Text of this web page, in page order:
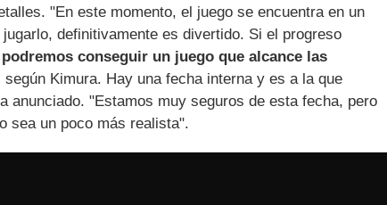
"En este momento, el juego se encuentra en un
definitivamente es divertido. Si el progreso
podremos conseguir un juego que alcance las
según Kimura. Hay una fecha interna y es a la que
anunciado. "Estamos muy seguros de esta fecha, pero
sea un poco más realista".